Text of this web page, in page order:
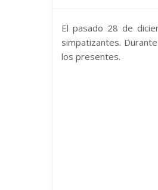
El pasado 28 de
simpatizantes.
los presentes.